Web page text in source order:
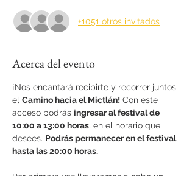
+1051 otros invitados
Acerca del evento
¡Nos encantará recibirte y recorrer juntos
el Camino hacia el Mictlán! Con este
acceso podrás ingresar al festival de
10:00 a 13:00 horas, en el horario que
desees. Podrás permanecer en el festival
hasta las 20:00 horas.